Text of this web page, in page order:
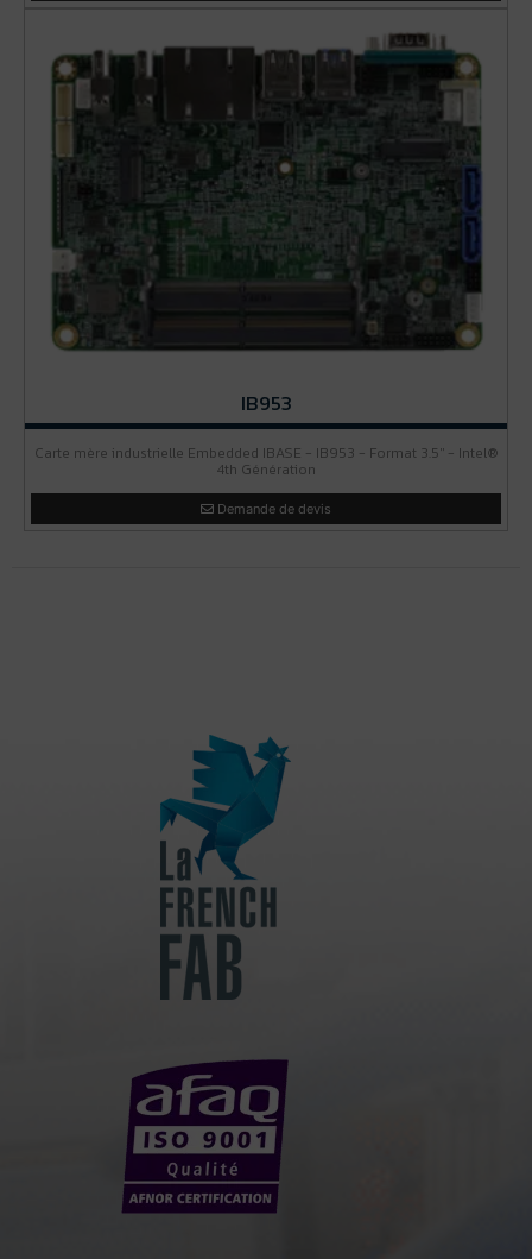
IB953
Carte mère industrielle Embedded IBASE - IB953 - Format 3.5'' - Intel®
4th Génération
Demande de devis